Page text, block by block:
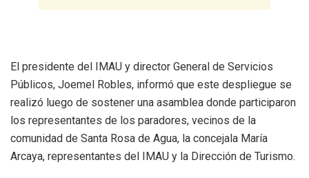
El presidente del IMAU y director General de Servicios
Públicos, Joemel Robles, informó que este despliegue se
realizó luego de sostener una asamblea donde participaron
los representantes de los paradores, vecinos de la
comunidad de Santa Rosa de Agua, la concejala María
Arcaya, representantes del IMAU y la Dirección de Turismo.